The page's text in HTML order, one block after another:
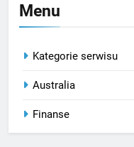
Menu
Kategorie serwisu
Australia
Finanse